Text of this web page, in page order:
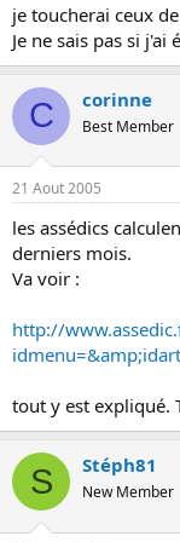
je toucherai ceux
Je ne sais pas si
C corinne
Best Member
21 Aout 2005
les assédics
derniers mois.
Va voir :
http://
tout y est expliqué.
S Stéph81
New Member